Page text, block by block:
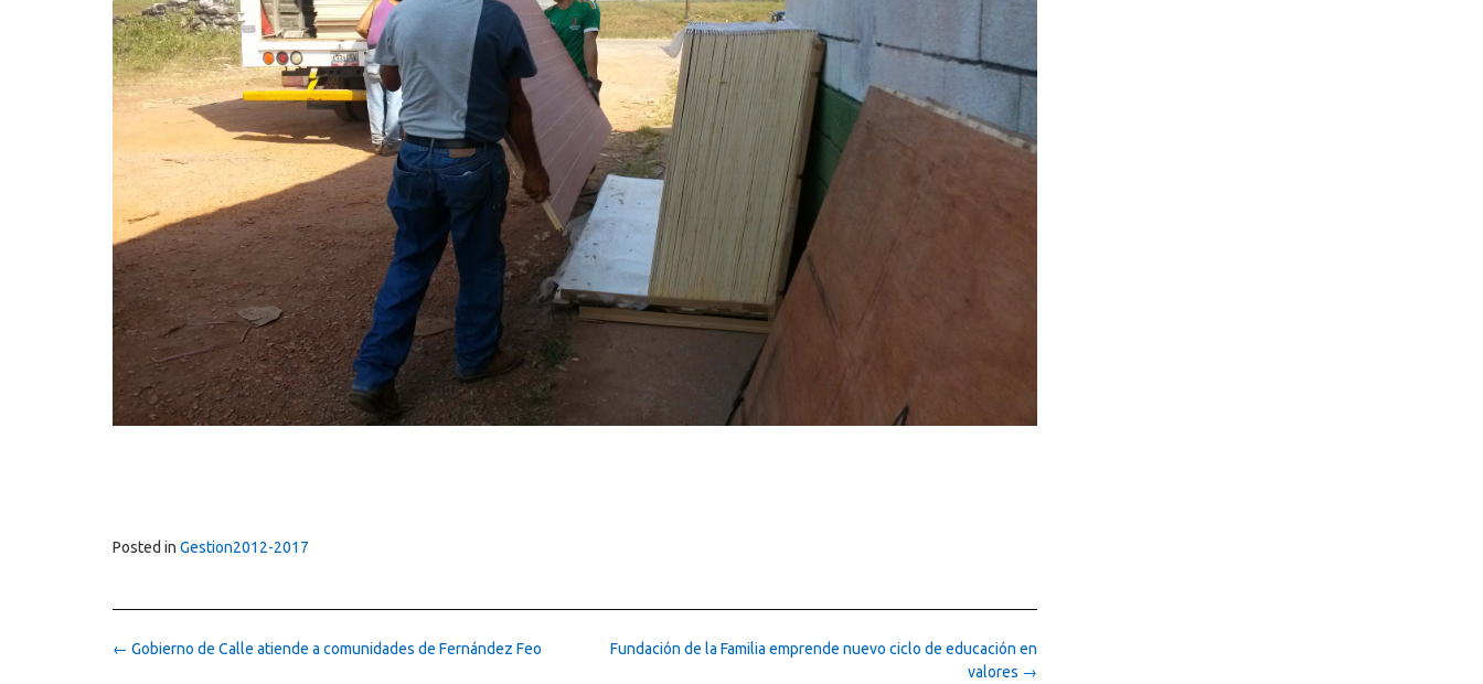
Posted in Gestion2012-2017
Post
Fundación de la Familia emprende nuevo ciclo de educación en
valores →
← Gobierno de Calle atiende a comunidades de Fernández Feo